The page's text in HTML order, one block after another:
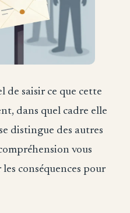
de saisir ce que cette
dans quel cadre elle
distingue des autres
vous
conséquences pour